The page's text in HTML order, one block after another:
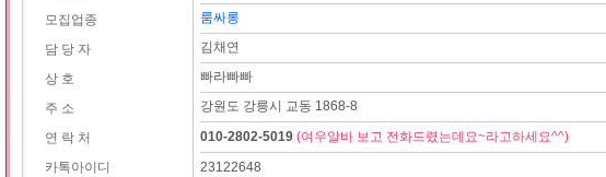
모집업종
담 당 자
상 호
주 소
연 락 처
카톡아이디
룸싸롱
김채연
빠라빠빠
강원도 강릉시 교동 1868-8
010-2802-5019 (여우알바 보고 전화드렸는데요~라고하세요^^)
23122648